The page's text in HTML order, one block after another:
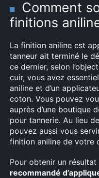
Comment
finitions
La finition aniline est
tanneur ait terminé le
ce dernier, selon
cuir, vous avez
aniline et d’un
coton. Vous pouvez
auprès d’une boutique
pour tannerie. Au lieu
pouvez aussi vous
finition aniline de votre
Pour obtenir un résultat
recommandé
Rechercher
: